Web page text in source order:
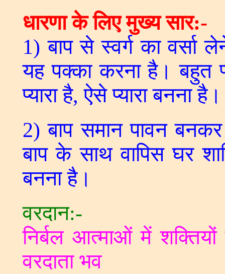
धारणा के लिए मुख्य सार:-
1) बाप से स्वर्ग का वर्सा
यह पक्का करना है। बहुत
प्यारा है, ऐसे प्यारा बनना है।
2) बाप समान पावन
बाप के साथ वापिस घर
बनना है।
वरदान:-
निर्बल आत्माओं में शक्तियों
वरदाता भव